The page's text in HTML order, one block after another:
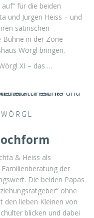
für die beiden
und Jürgen Heiss – und
satirischen
Bühne in der Zone
Wörgl bringen.
XI – das …
WÖRGL
& Heiss als
Familienberatung der
Die beiden Papas
ohne
den lieben Kleinen von
blicken und dabei